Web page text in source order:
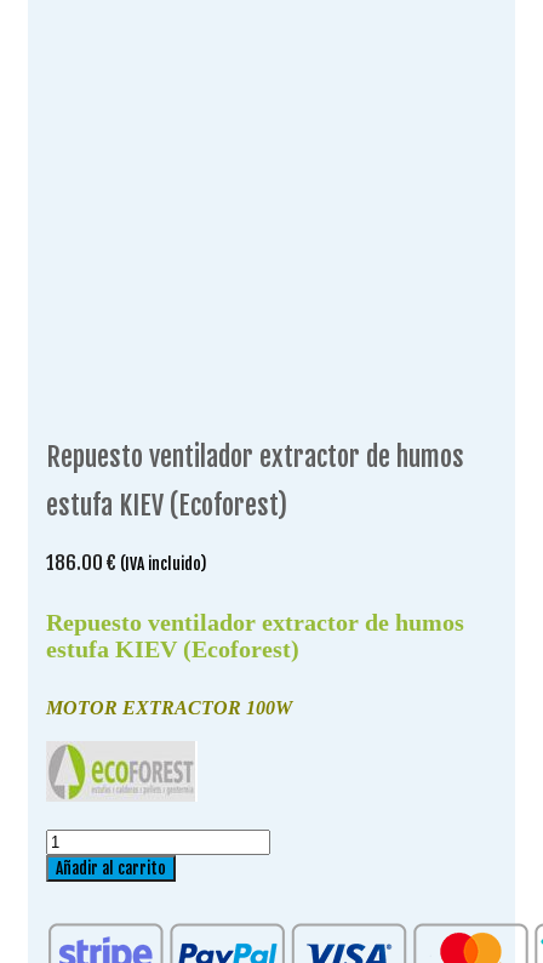
Repuesto ventilador extractor de humos
estufa KIEV (Ecoforest)
186.00 € (IVA incluido)
Repuesto ventilador extractor de humos
estufa KIEV (Ecoforest)
MOTOR EXTRACTOR 100W
Repuesto
ventilador
de
humos
Añadir al carrito